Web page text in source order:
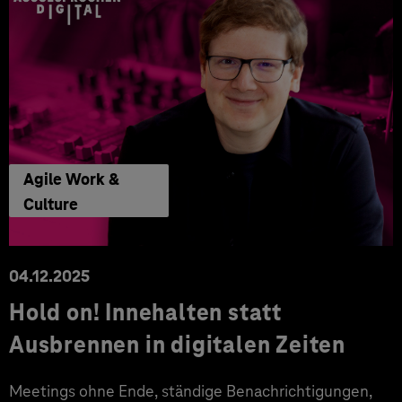
Agile Work &
Culture
04.12.2025
Hold on! Innehalten statt
Ausbrennen in digitalen Zeiten
Meetings ohne Ende, ständige Benachrichtigungen,